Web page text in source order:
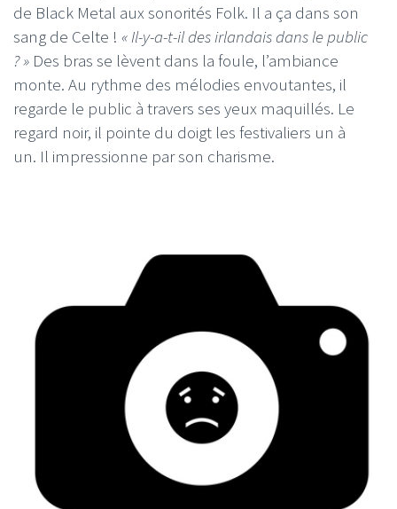
de Black Metal aux sonorités Folk. Il a ça dans son
sang de Celte ! « Il-y-a-t-il des irlandais dans le public
? » Des bras se lèvent dans la foule, l’ambiance
monte. Au rythme des mélodies envoutantes, il
regarde le public à travers ses yeux maquillés. Le
regard noir, il pointe du doigt les festivaliers un à
un. Il impressionne par son charisme.